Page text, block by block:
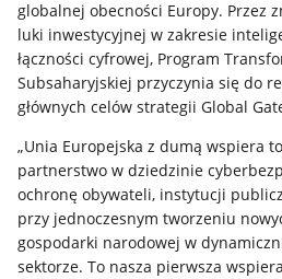
globalnej obecności Europy. Przez
luki inwestycyjnej w zakresie
łączności cyfrowej, Program
Subsaharyjskiej przyczynia się do
głównych celów strategii Global
„Unia Europejska z dumą wspiera
partnerstwo w dziedzinie
ochronę obywateli, instytucji
przy jednoczesnym tworzeniu
gospodarki narodowej w
sektorze. To nasza pierwsza